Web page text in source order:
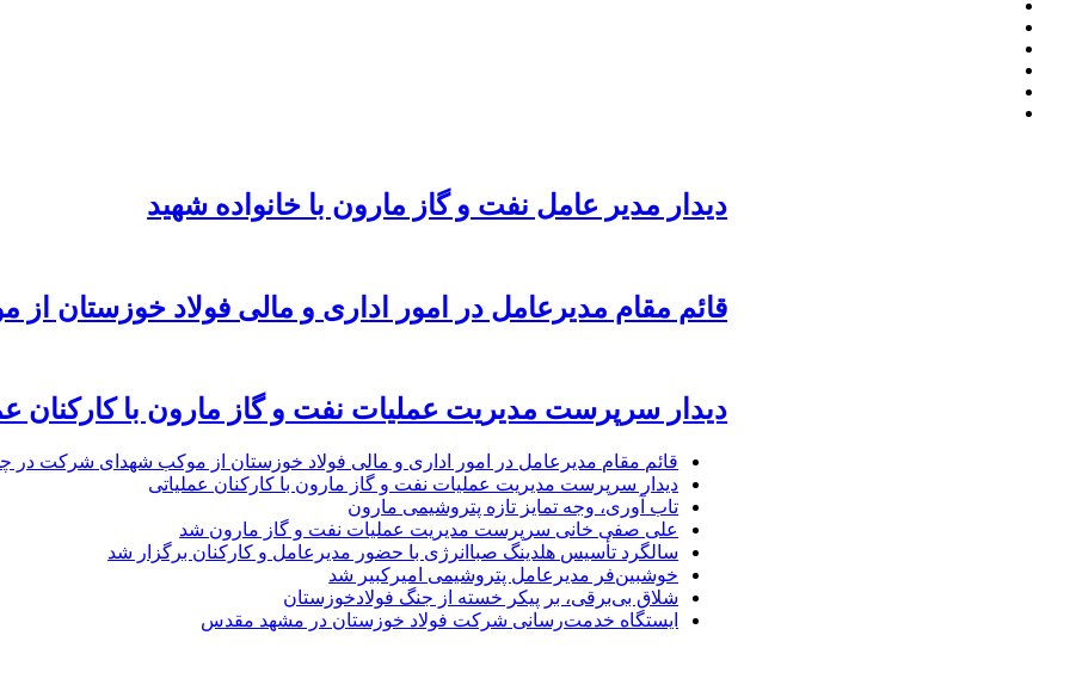
دیدار مدیر عامل نفت و گاز مارون با خانواده شهید
قائم مقام مدیرعامل در امور اداری و مالی فولاد خوزستان
دیدار سرپرست مدیریت عملیات نفت و گاز مارون با کارکنان
قائم مقام مدیرعامل در امور اداری و مالی فولاد خوزستان از موکب شهدای شرکت در
دیدار سرپرست مدیریت عملیات نفت و گاز مارون با کارکنان عملیاتی
تاب آوری، وجه تمایز تازه پتروشیمی مارون
علی صفی خانی سرپرست مدیریت عملیات نفت و گاز مارون شد
سالگرد تأسیس هلدینگ صباانرژی با حضور مدیرعامل و کارکنان برگزار شد
خوشبین‌فر مدیرعامل پتروشیمی امیرکبیر شد
شلاق‌ بی‌برقی، بر پیکر خسته‌ از جنگ فولادخوزستان
ایستگاه خدمت‌رسانی شرکت فولاد خوزستان در مشهد مقدس